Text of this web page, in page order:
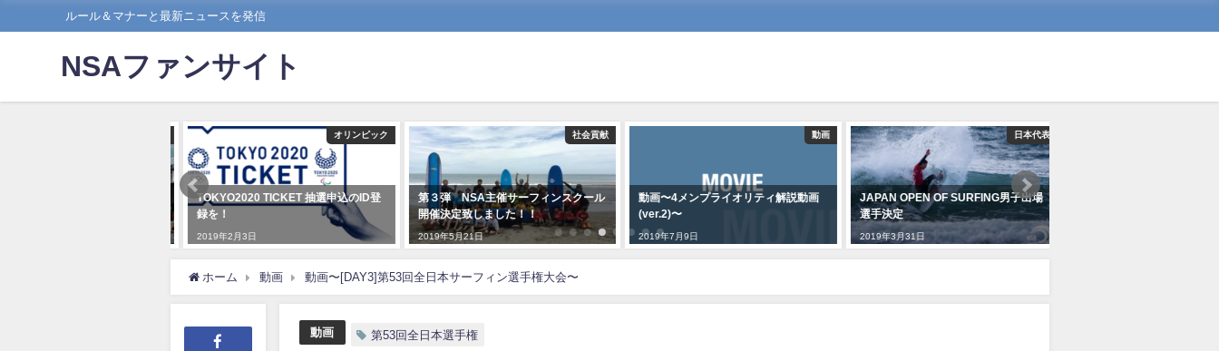
ルール＆マナーと最新ニュースを発信
NSAファンサイト
オリンピック
TOKYO2020 TICKET 抽選申込のID登
録を！
2019年2月3日
社会貢献
第３弾 NSA主催サーフィンスクール
開催決定致しました！！
2019年5月21日
動画
動画〜4メンプライオリティ解説動画
(ver.2)〜
2019年7月9日
日本代表
JAPAN OPEN OF SURFING男子出場
選手決定
2019年3月31日
ホーム 動画 動画〜[DAY3]第53回全日本サーフィン選手権大会〜
動画 第53回全日本選手権